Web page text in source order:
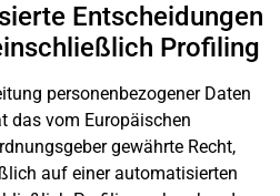
Entscheidungen
Profiling
personenbezogener Daten
das vom Europäischen
gewährte Recht,
auf einer automatisierten